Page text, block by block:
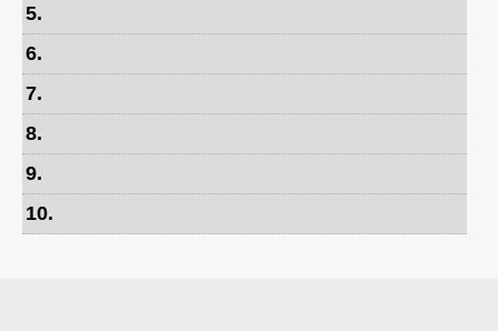
5.
6.
7.
8.
9.
10.